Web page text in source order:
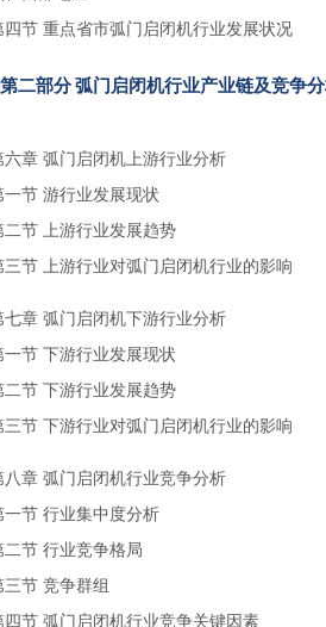
四节 重点省市弧门启闭机行业发展状况
第二部分 弧门启闭机行业产业链及竞争
六章 弧门启闭机上游行业分析
一节 游行业发展现状
二节 上游行业发展趋势
三节 上游行业对弧门启闭机行业的影响
七章 弧门启闭机下游行业分析
一节 下游行业发展现状
二节 下游行业发展趋势
三节 下游行业对弧门启闭机行业的影响
八章 弧门启闭机行业竞争分析
一节 行业集中度分析
二节 行业竞争格局
三节 竞争群组
四节 弧门启闭机行业竞争关键因素